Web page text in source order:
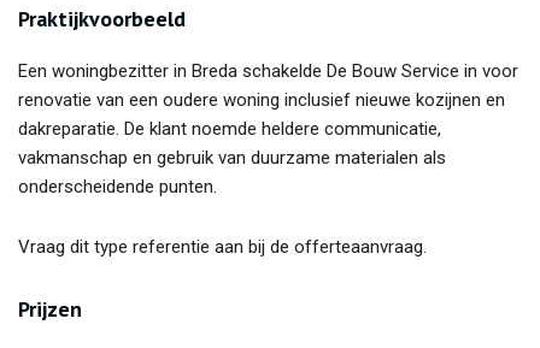
Praktijkvoorbeeld
Een woningbezitter in Breda schakelde De Bouw Service in voor
renovatie van een oudere woning inclusief nieuwe kozijnen en
dakreparatie. De klant noemde heldere communicatie,
vakmanschap en gebruik van duurzame materialen als
onderscheidende punten.
Vraag dit type referentie aan bij de offerteaanvraag.
Prijzen